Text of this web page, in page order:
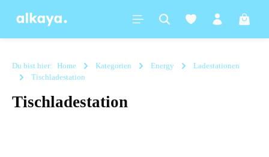
springen
Du bist hier: Home Kategorien Energy
Ladestationen
Tischladestation
Tischladestation